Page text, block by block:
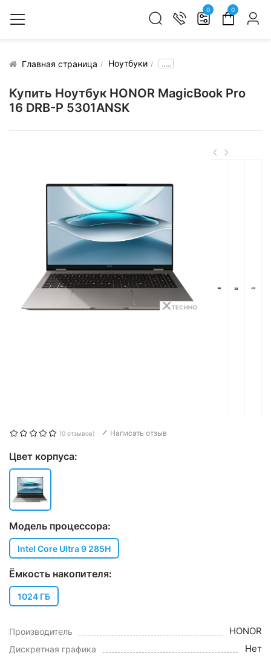
0 0
Главная страница Ноутбуки .....
Купить Ноутбук HONOR MagicBook Pro
16 DRB-P 5301ANSK
(0 отзывов) Написать отзыв
Цвет корпуса:
Модель процессора:
Intel Core Ultra 9 285H
Ёмкость накопителя:
1024 ГБ
Производитель HONOR
Дискретная графика Нет